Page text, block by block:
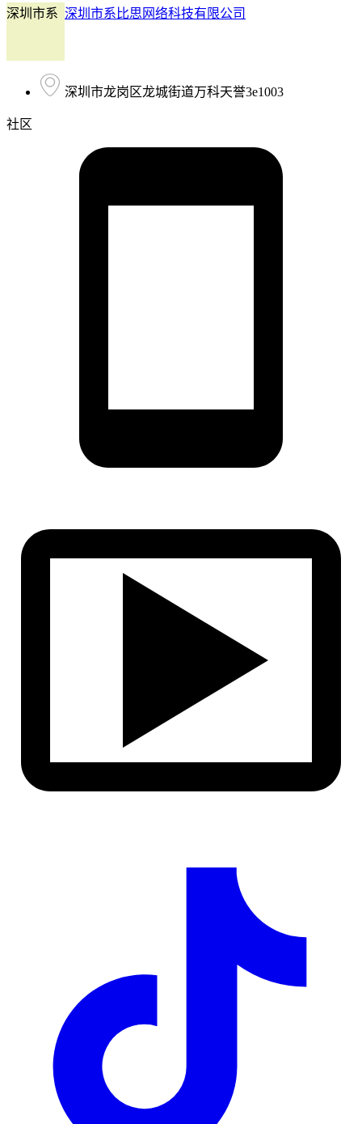
深圳市系 深圳市系比思网络科技有限公司
深圳市龙岗区龙城街道万科天誉3e1003
社区